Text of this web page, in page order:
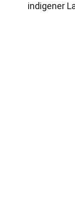
indigener